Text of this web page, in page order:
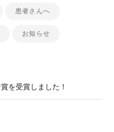
患者さんへ
お知らせ
を受賞しました！